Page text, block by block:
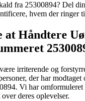
fra 25300894? Del
hvem der ringer
Håndtere
irriterende og
der har modtaget
Vi har
deres oplevelser.